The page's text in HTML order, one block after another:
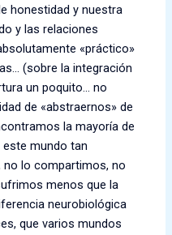
honestidad y nuestra
y las relaciones
«práctico»
(sobre la integración
un poquito… no
de «abstraernos» de
la mayoría de
este mundo tan
no lo compartimos, no
menos que la
neurobiológica
que varios mundos